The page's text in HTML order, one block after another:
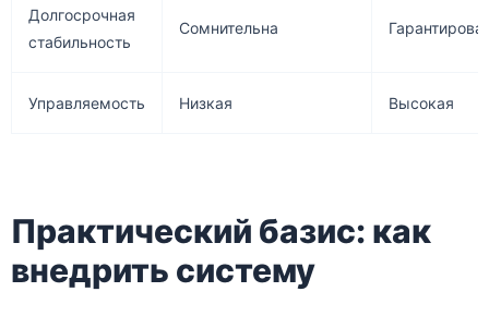
Долгосрочная
стабильность
Сомнительна
Управляемость Низкая Высокая
Практический базис: как
внедрить систему